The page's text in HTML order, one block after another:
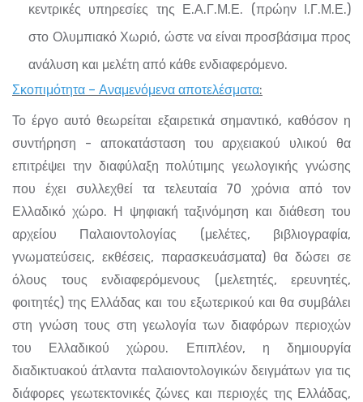
κεντρικές υπηρεσίες της Ε.Α.Γ.Μ.Ε. (πρώην Ι.Γ.Μ.Ε.)
στο Ολυμπιακό Χωριό, ώστε να είναι προσβάσιμα προς
ανάλυση και μελέτη από κάθε ενδιαφερόμενο.
Σκοπιμότητα – Αναμενόμενα αποτελέσματα:
Το έργο αυτό θεωρείται εξαιρετικά σημαντικό, καθόσον η
συντήρηση - αποκατάσταση του αρχειακού υλικού θα
επιτρέψει την διαφύλαξη πολύτιμης γεωλογικής γνώσης
που έχει συλλεχθεί τα τελευταία 70 χρόνια από τον
Ελλαδικό χώρο. Η ψηφιακή ταξινόμηση και διάθεση του
αρχείου Παλαιοντολογίας (μελέτες, βιβλιογραφία,
γνωματεύσεις, εκθέσεις, παρασκευάσματα) θα δώσει σε
όλους τους ενδιαφερόμενους (μελετητές, ερευνητές,
φοιτητές) της Ελλάδας και του εξωτερικού και θα συμβάλει
στη γνώση τους στη γεωλογία των διαφόρων περιοχών
του Ελλαδικού χώρου. Επιπλέον, η δημιουργία
διαδικτυακού άτλαντα παλαιοντολογικών δειγμάτων για τις
διάφορες γεωτεκτονικές ζώνες και περιοχές της Ελλάδας,